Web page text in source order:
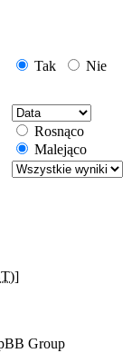
Tak Nie
Rosnąco
Malejąco
]
Group